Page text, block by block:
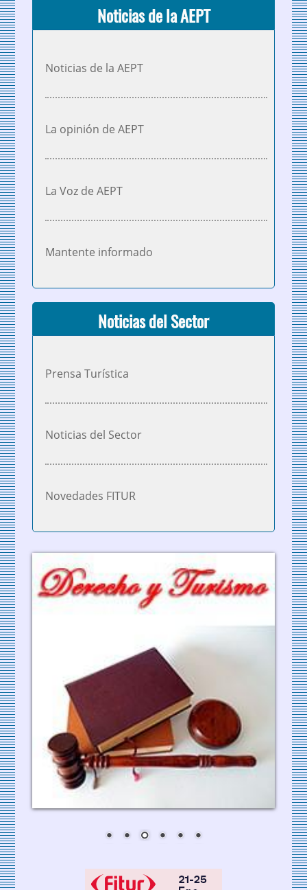
Noticias de la AEPT
Noticias de la AEPT
La opinión de AEPT
La Voz de AEPT
Mantente informado
Noticias del Sector
Prensa Turística
Noticias del Sector
Novedades FITUR